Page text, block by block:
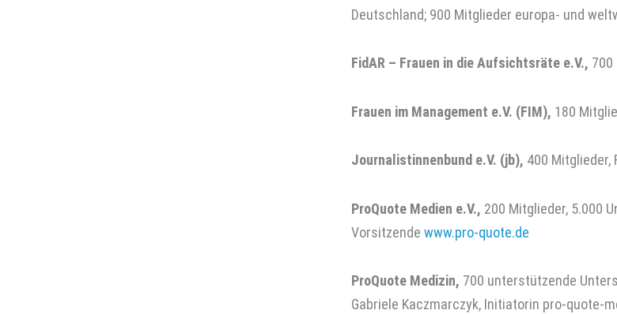
Deutschland; 900 Mitglieder europa- und
FidAR – Frauen in die Aufsichtsräte e.V., 700
Frauen im Management e.V. (FIM), 180
Journalistinnenbund e.V. (jb), 400 Mitglieder,
ProQuote Medien e.V., 200 Mitglieder, 5.000
Vorsitzende www.pro-quote.de
ProQuote Medizin, 700 unterstützende
Gabriele Kaczmarczyk, Initiatorin pro-quote-